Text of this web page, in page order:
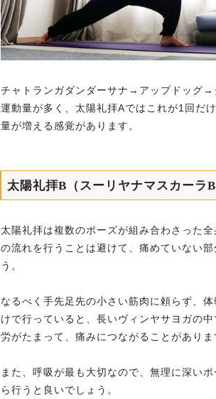
チャトランガダンダーサナ→アップドッグ→
運動量が多く、太陽礼拝Aではこれが1回だ
量が増える感覚があります。
太陽礼拝B（スーリヤナマスカーラ
太陽礼拝は複数のポーズが組み合わさった
の流れを行うことは避けて、痛めていない
う。
なるべく手先足先の小さい筋肉に頼らず、
けで行っていると、長いヴィンヤサヨガの
労がたまって、痛みにつながることがありま
また、呼吸が最も大切なので、無理に深い
ら行うと良いでしょう。